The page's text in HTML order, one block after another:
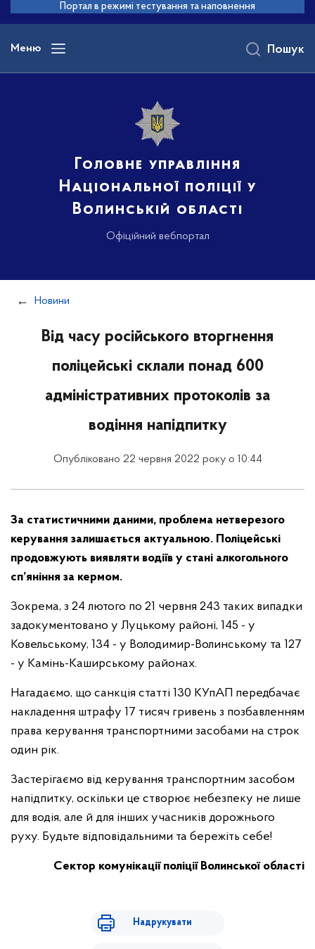
основного
вмісту
Портал в режимі тестування та наповнення
Меню
Головне управління
Національної поліції у
Волинській області
Офіційний вебпортал
Пошук
Новини
Від часу російського вторгнення
поліцейські склали понад 600
адміністративних протоколів за
водіння напідпитку
Опубліковано 22 червня 2022 року о 10:44
За статистичними даними, проблема нетверезого
керування залишається актуальною. Поліцейські
продовжують виявляти водіїв у стані алкогольного
сп’яніння за кермом.
Зокрема, з 24 лютого по 21 червня 243 таких випадки
задокументовано у Луцькому районі, 145 - у
Ковельському, 134 - у Володимир-Волинському та 127
- у Камінь-Каширському районах.
Нагадаємо, що санкція статті 130 КУпАП передбачає
накладення штрафу 17 тисяч гривень з позбавленням
права керування транспортними засобами на строк
один рік.
Застерігаємо від керування транспортним засобом
напідпитку, оскільки це створює небезпеку не лише
для водія, але й для інших учасників дорожнього
руху. Будьте відповідальними та бережіть себе!
Сектор комунікації поліції Волинської області
Надрукувати